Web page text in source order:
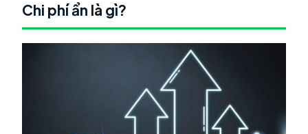
Chi phí ẩn là gì?